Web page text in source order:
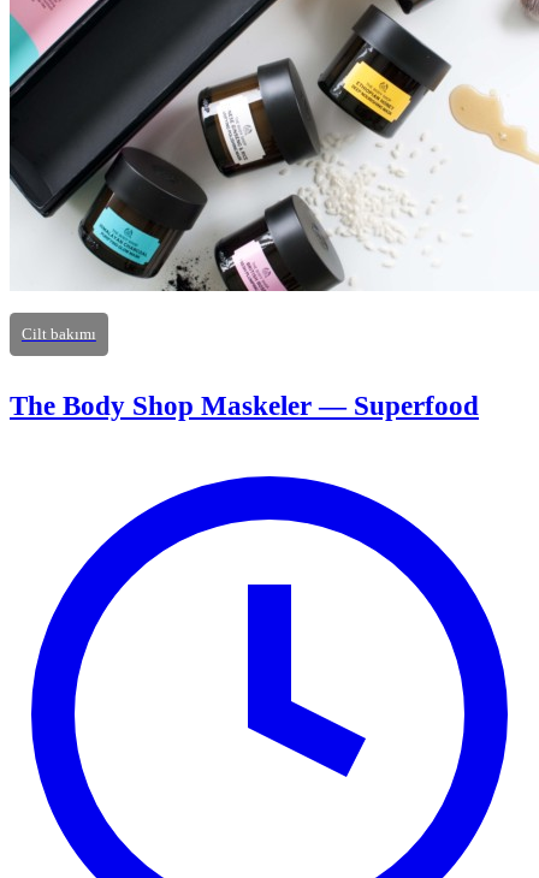
Cilt bakımı
The Body Shop Maskeler — Superfood